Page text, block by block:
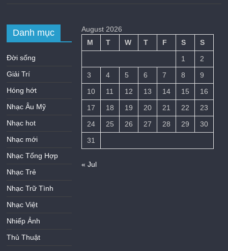
Danh mục
Đời sống
Giải Trí
Hóng hớt
Nhạc Âu Mỹ
Nhạc hot
Nhạc mới
Nhạc Tổng Hợp
Nhạc Trẻ
Nhạc Trữ Tình
Nhạc Việt
Nhiếp Ảnh
Thủ Thuật
August 2026
M
T W T F S
S
1
2
3
4 5 6 7 8
9
10
11 12 13 14 15
16
17
18 19 20 21 22
23
24
25 26 27 28 29
30
31
« Jul